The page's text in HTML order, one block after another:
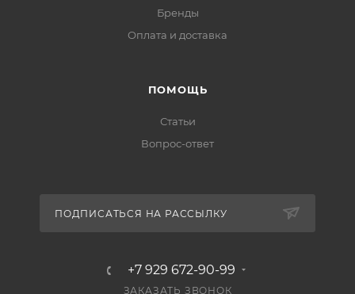
Бренды
Оплата и доставка
ПОМОЩЬ
Статьи
Вопрос-ответ
ПОДПИСАТЬСЯ НА РАССЫЛКУ
+7 929 672-90-99
ЗАКАЗАТЬ ЗВОНОК